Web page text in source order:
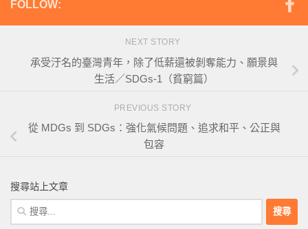
FOLLOW:
NEXT STORY
承受汙名的臺灣青年，除了低薪還被剝奪能力、願景與
生活／SDGs-1（貧窮篇）
PREVIOUS STORY
從 MDGs 到 SDGs：強化氣候問題、追求和平、公正與
包容
搜尋站上文章
搜
尋